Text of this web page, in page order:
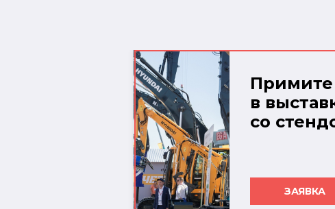
Примите
в
со
ЗАЯВКА